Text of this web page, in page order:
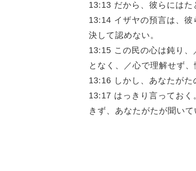
13:13 だから、彼らにはた
13:14 イザヤの預言は、彼
決して認めない。
13:15 この民の心は鈍り、
となく、／心で理解せず
13:16 しかし、あなたがた
13:17 はっきり言ってお
きず、あなたがたが聞い